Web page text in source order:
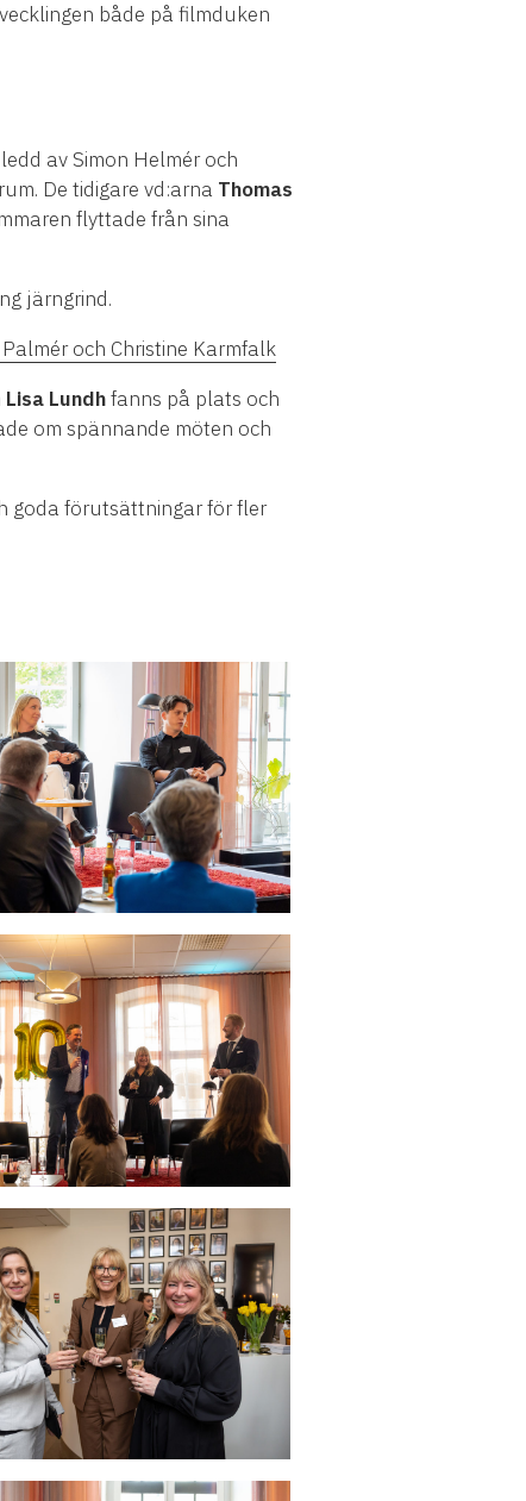
både på filmduken
av Simon Helmér och
De tidigare vd:arna Thomas
flyttade från sina
järngrind.
och Christine Karmfalk
Lisa Lundhfanns på plats och
om spännande möten och
goda förutsättningar för fler